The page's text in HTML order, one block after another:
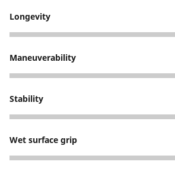
Longevity
5
Maneuverability
5
Stability
5
Wet surface grip
5